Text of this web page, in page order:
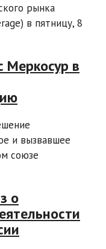
рынка
в пятницу, 8
Меркосур в
и вызвавшее
союзе
о